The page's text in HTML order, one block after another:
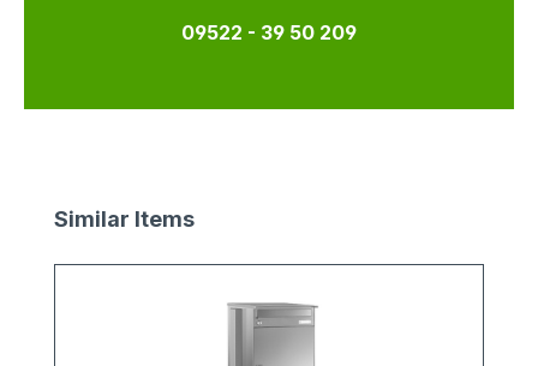
09522 - 39 50 209
Produktgalerie überspringen
Similar Items